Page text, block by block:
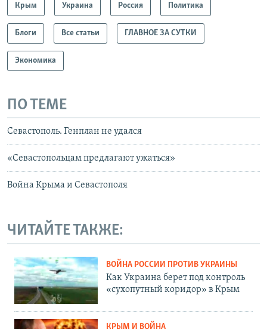
Крым Украина Россия Политика
Блоги Все статьи ГЛАВНОЕ ЗА СУТКИ
Экономика
ПО ТЕМЕ
Севастополь. Генплан не удался
«Севастопольцам предлагают ужаться»
Война Крыма и Севастополя
ЧИТАЙТЕ ТАКЖЕ:
ВОЙНА РОССИИ ПРОТИВ УКРАИНЫ
Как Украина берет под контроль
«сухопутный коридор» в Крым
КРЫМ И ВОЙНА